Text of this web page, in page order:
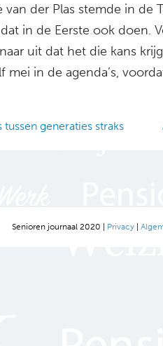
van der Plas stemde in de
in de Eerste ook doen.
uit dat het die kans
mei in de agenda’s,
tussen generaties straks
Senioren journaal 2020 | Privacy |